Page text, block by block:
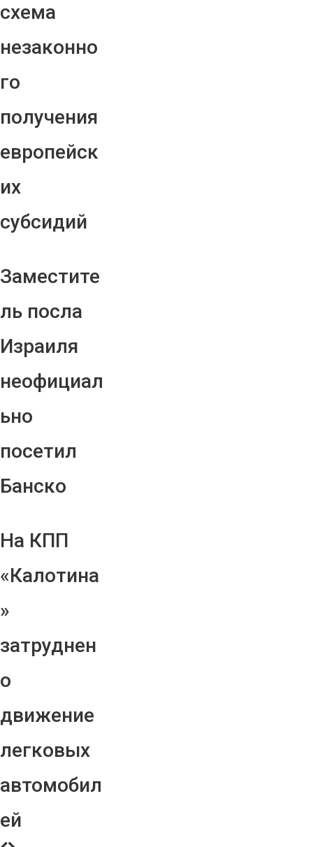
схема
незаконно
го
получения
европейск
их
субсидий
Заместите
ль посла
Израиля
неофициал
ьно
посетил
Банско
На КПП
«Калотина
»
затруднен
о
движение
легковых
автомобил
ей